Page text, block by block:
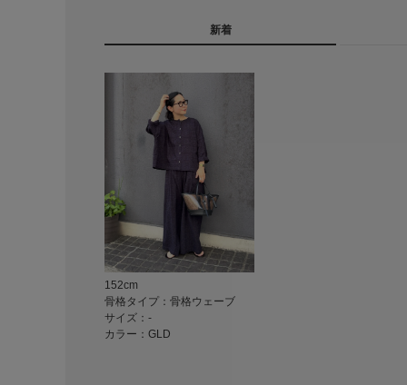
新着
152cm
骨格タイプ：骨格ウェーブ
サイズ：-
カラー：GLD